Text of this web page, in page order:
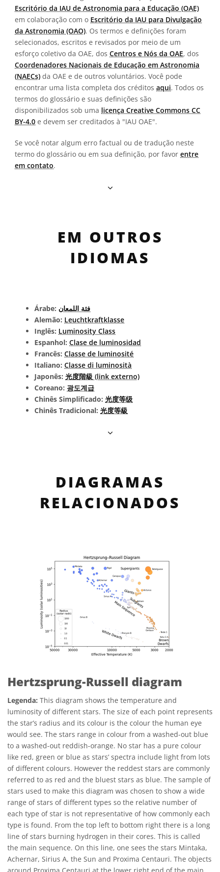
Escritório da IAU de Astronomia para a Educação (OAE)
em colaboração com o Escritório da IAU para Divulgação
da Astronomia (OAO). Os termos e definições foram
selecionados, escritos e revisados por meio de um
esforço coletivo da OAE, dos Centros e Nós da OAE, dos
Coordenadores Nacionais de Educação em Astronomia
(NAECs) da OAE e de outros voluntários. Você pode
encontrar uma lista completa dos créditos aqui. Todos os
termos do glossário e suas definições são
disponibilizados sob uma licença Creative Commons CC
BY-4.0 e devem ser creditados à "IAU OAE".
Se você notar algum erro factual ou de tradução neste
termo do glossário ou em sua definição, por favor entre
em contato.
EM OUTROS
IDIOMAS
Árabe: فئة اللمعان
Alemão: Leuchtkraftklasse
Inglês: Luminosity Class
Espanhol: Clase de luminosidad
Francês: Classe de luminosité
Italiano: Classe di luminosità
Japonês: 光度階級 (link externo)
Coreano: 광도계급
Chinês Simplificado: 光度等级
Chinês Tradicional: 光度等級
DIAGRAMAS
RELACIONADOS
Hertzsprung-Russell diagram
Legenda: This diagram shows the temperature and
luminosity of different stars. The size of each point represents
the star’s radius and its colour is the colour the human eye
would see. The stars range in colour from a washed-out blue
to a washed-out reddish-orange. No star has a pure colour
like red, green or blue as stars’ spectra include light from lots
of different colours. However the reddest stars are commonly
referred to as red and the bluest stars as blue. The sample of
stars used to make this diagram was chosen to show a wide
range of stars of different types so the relative number of
each type of star is not representative of how commonly each
type is found. From the top left to bottom right there is a long
line of stars burning hydrogen in their cores. This is called
the main sequence. On this line, one sees the stars Mintaka,
Achernar, Sirius A, the Sun and Proxima Centauri. The objects